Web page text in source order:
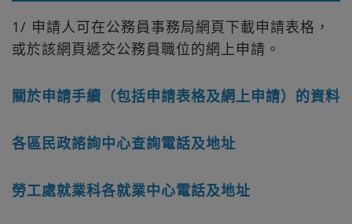
1/ 申請人可在公務員事務局網頁下載申請表格，
或於該網頁遞交公務員職位的網上申請。
關於申請手續（包括申請表格及網上申請）的資料
各區民政諮詢中心查詢電話及地址
勞工處就業科各就業中心電話及地址